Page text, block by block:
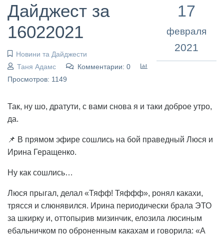
Дайджест за
16022021
Новини та Дайджести
Таня Адамс
Комментарии: 0
Просмотров: 1149
17
февраля
2021
Так, ну шо, дратути, с вами снова я и таки доброе утро,
да.
📌 В прямом эфире сошлись на бой праведный Люся и
Ирина Геращенко.
Ну как сошлись…
Люся прыгал, делал «Тяфф! Тяффф», ронял какахи,
трясся и слюнявился. Ирина периодически брала ЭТО
за шкирку и, оттопырив мизинчик, елозила люсиным
ебальничком по оброненным какахам и говорила: «А